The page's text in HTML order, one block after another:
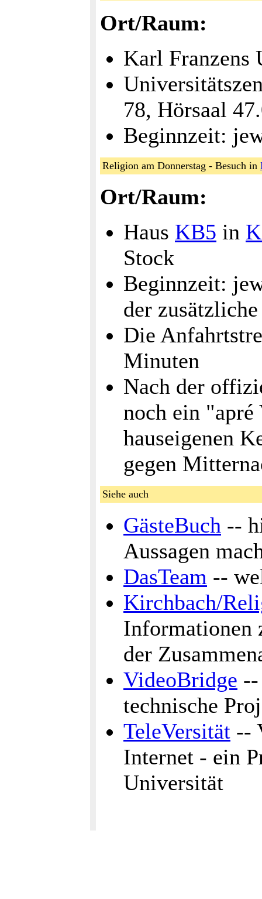
Ort/Raum:
Karl Franzens
78, Hörsaal
Beginnzeit:
Religion am Donnerstag - Besuch in
Ort/Raum:
Haus KB5 in
Stock
Beginnzeit:
der
Die
Minuten
Nach der
noch ein
hauseigenen
gegen
Siehe auch
GästeBuch --
Aussagen
DasTeam --
Kirchbach/
der
VideoBridge
technische
TeleVersität --
Internet - ein
Universität